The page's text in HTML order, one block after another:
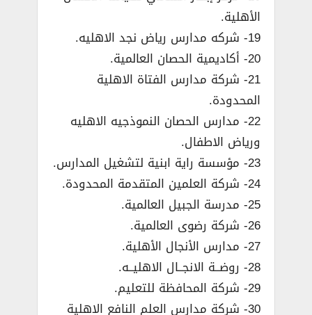
الأهلية.
19- شركه مدارس رياض نجد الاهليه.
20- أكاديمية الحصان العالمية.
21- شركة مدارس الفتاة الاهلية
المحدودة.
22- مدارس الحصان النموذجيه الاهليه
ورياض الاطفال.
23- مؤسسة راية ابنية لتشغيل المدارس.
24- شركة العلمين المتقدمة المحدودة.
25- مدرسة الجبيل العالمية.
26- شركة رضوى العالمية.
27- مدارس الأنجال الأهلية.
28- روضــة الانجــال الاهليــه.
29- شركة المحافظة للتعليم.
30- شركة مدارس العلم النافع الاهلية